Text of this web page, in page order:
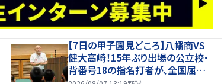
【7日の甲子園見どころ】八幡商VS
健大高崎！15年ぶり出場の公立校・
背番号18の指名打者が、全国屈指